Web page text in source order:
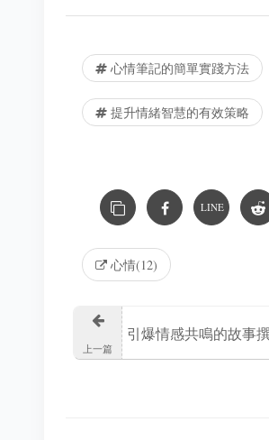
心情筆記的簡單實踐方法
提升情緒智慧的有效策略
LINE
心情(12)
上一篇
引爆情感共鳴的故事